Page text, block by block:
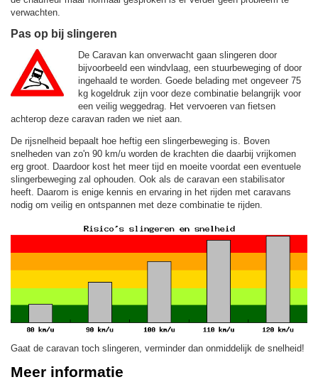
verwachten.
Pas op bij slingeren
De Caravan kan onverwacht gaan slingeren door
bijvoorbeeld een windvlaag, een stuurbeweging of door
ingehaald te worden. Goede belading met ongeveer 75
kg kogeldruk zijn voor deze combinatie belangrijk voor
een veilig weggedrag. Het vervoeren van fietsen
achterop deze caravan raden we niet aan.
De rijsnelheid bepaalt hoe heftig een slingerbeweging is. Boven
snelheden van zo'n 90 km/u worden de krachten die daarbij vrijkomen
erg groot. Daardoor kost het meer tijd en moeite voordat een eventuele
slingerbeweging zal ophouden. Ook als de caravan een stabilisator
heeft. Daarom is enige kennis en ervaring in het rijden met caravans
nodig om veilig en ontspannen met deze combinatie te rijden.
Gaat de caravan toch slingeren, verminder dan onmiddelijk de snelheid!
Meer informatie